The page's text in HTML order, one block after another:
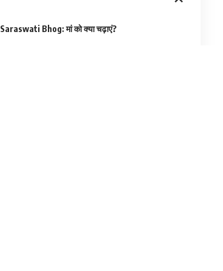
Saraswati Bhog: मां को क्या चढ़ाएं?